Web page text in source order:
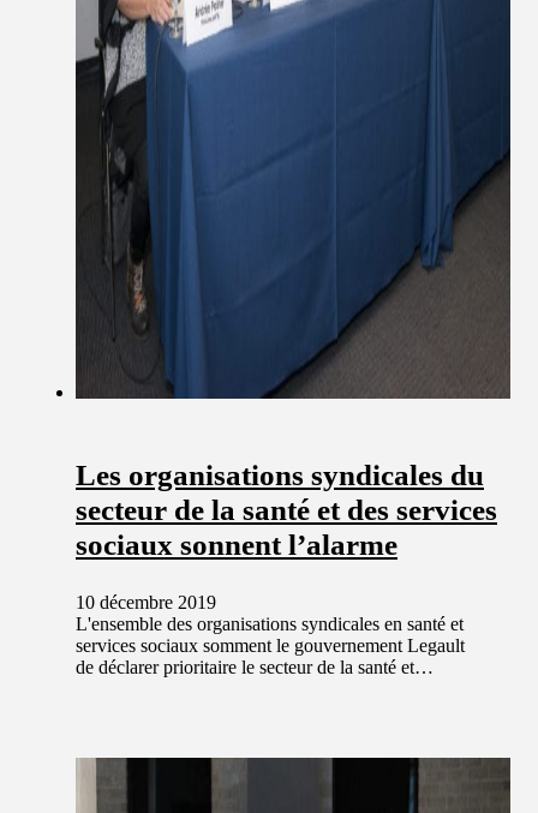
Les organisations syndicales du
secteur de la santé et des services
sociaux sonnent l’alarme
10 décembre 2019
L'ensemble des organisations syndicales en santé et
services sociaux somment le gouvernement Legault
de déclarer prioritaire le secteur de la santé et…